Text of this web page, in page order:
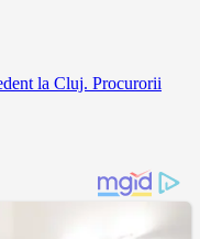
la Cluj. Procurorii